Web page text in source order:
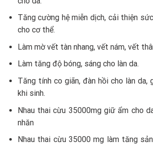
Tăng cường hệ miễn dịch, cải thiện
cho cơ thể.
Làm mờ vết tàn nhang, vết nám, vết
Làm tăng độ bóng, sáng cho làn da.
Tăng tính co giãn, đàn hồi cho làn da,
khi sinh.
Nhau thai cừu 35000mg giữ ẩm cho
nhăn
Nhau thai cừu 35000 mg làm tăng